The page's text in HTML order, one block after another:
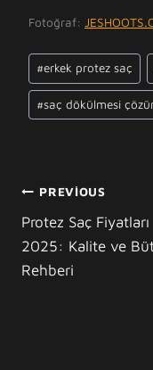
Fotoğraf:
Post
Tags:
#erkek protez saç
#saç dökülmesi
YAZI
GEZINMESI
PREVIOUS
Protez Saç Fiyatları
2025: Kalite ve
Rehberi